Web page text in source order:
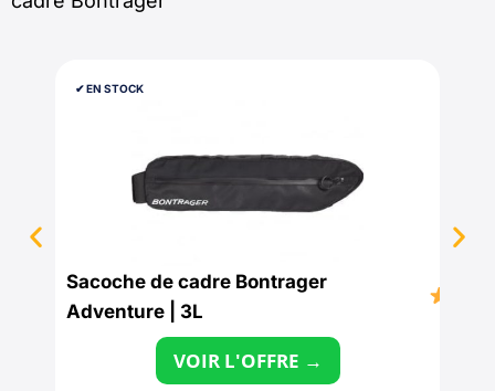
✔︎ EN STOCK
Sacoche de cadre Bontrager
Adventure | 3L
VOIR L'OFFRE →